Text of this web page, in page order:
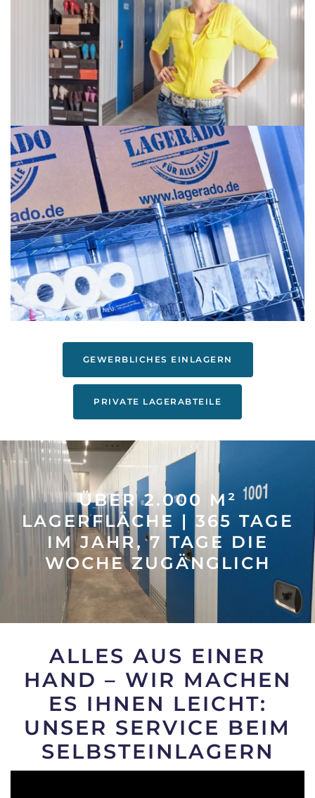
GEWERBLICHES EINLAGERN
PRIVATE LAGERABTEILE
ÜBER 2.000 M²
LAGERFLÄCHE | 365 TAGE
IM JAHR, 7 TAGE DIE
WOCHE ZUGÄNGLICH
ALLES AUS EINER
HAND – WIR MACHEN
ES IHNEN LEICHT:
UNSER SERVICE BEIM
SELBSTEINLAGERN